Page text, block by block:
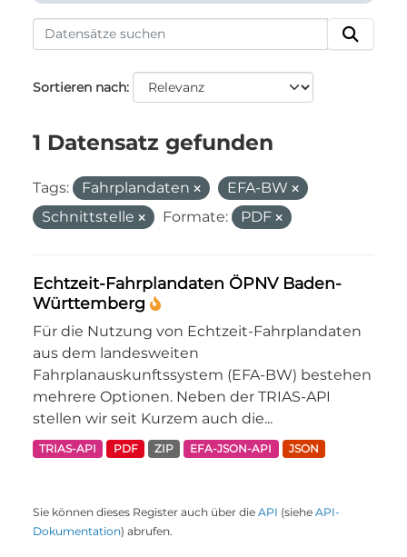
Sortieren nach
1 Datensatz gefunden
Tags: Fahrplandaten
EFA-BW
Schnittstelle
Formate: PDF
Echtzeit-Fahrplandaten ÖPNV Baden-
Württemberg
Für die Nutzung von Echtzeit-Fahrplandaten
aus dem landesweiten
Fahrplanauskunftssystem (EFA-BW) bestehen
mehrere Optionen. Neben der TRIAS-API
stellen wir seit Kurzem auch die...
TRIAS-API PDF ZIP EFA-JSON-API JSON
Sie können dieses Register auch über die API (siehe API-
Dokumentation) abrufen.